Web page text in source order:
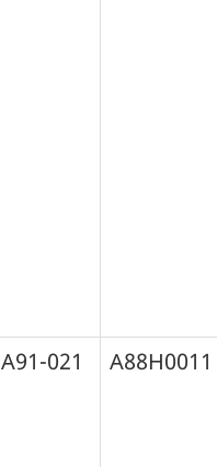
A91-021 A88H0011